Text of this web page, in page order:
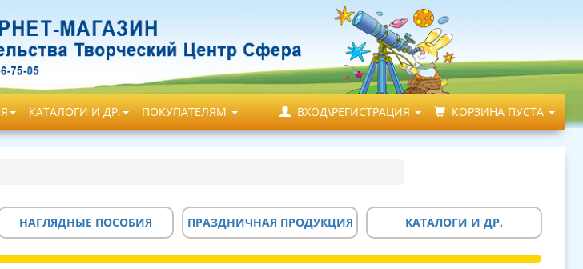
КАТАЛОГИ И ДР. ПОКУПАТЕЛЯМ ВХОД\РЕГИСТРАЦИЯ КОРЗИНА ПУСТА
НАГЛЯДНЫЕ ПОСОБИЯ ПРАЗДНИЧНАЯ ПРОДУКЦИЯ КАТАЛОГИ И ДР.